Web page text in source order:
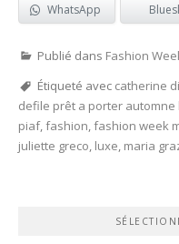
WhatsApp
Publié dans Fashion
Étiqueté avec catherine
defile prêt a porter automne
piaf,fashion,fashion week
juliette greco, luxe, maria